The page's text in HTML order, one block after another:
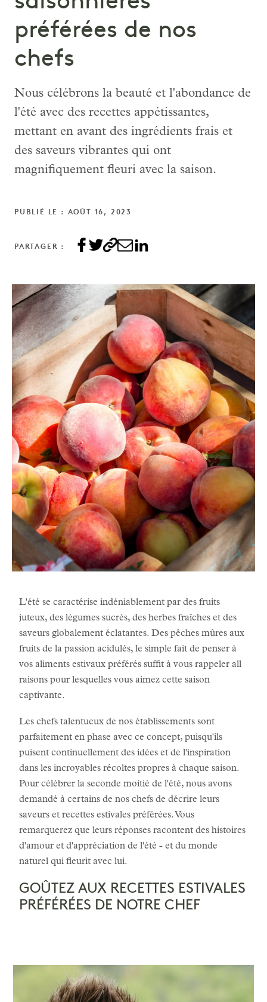
préférées de nos
chefs
Nous célébrons la beauté et l'abondance de
l'été avec des recettes appétissantes,
mettant en avant des ingrédients frais et
des saveurs vibrantes qui ont
magnifiquement fleuri avec la saison.
PUBLIÉ LE : AOÛT 16, 2023
PARTAGER :
L'été se caractérise indéniablement par des fruits
juteux, des légumes sucrés, des herbes fraîches et des
saveurs globalement éclatantes. Des pêches mûres aux
fruits de la passion acidulés, le simple fait de penser à
vos aliments estivaux préférés suffit à vous rappeler all
raisons pour lesquelles vous aimez cette saison
captivante.
Les chefs talentueux de nos établissements sont
parfaitement en phase avec ce concept, puisqu'ils
puisent continuellement des idées et de l'inspiration
dans les incroyables récoltes propres à chaque saison.
Pour célébrer la seconde moitié de l'été, nous avons
demandé à certains de nos chefs de décrire leurs
saveurs et recettes estivales préférées. Vous
remarquerez que leurs réponses racontent des histoires
d'amour et d'appréciation de l'été - et du monde
naturel qui fleurit avec lui.
GOÛTEZ AUX RECETTES ESTIVALES
PRÉFÉRÉES DE NOTRE CHEF